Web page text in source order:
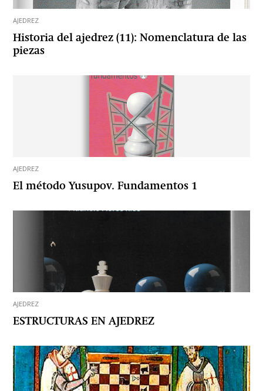
AJEDREZ
Historia del ajedrez (11): Nomenclatura de las
piezas
AJEDREZ
El método Yusupov. Fundamentos 1
AJEDREZ
ESTRUCTURAS EN AJEDREZ